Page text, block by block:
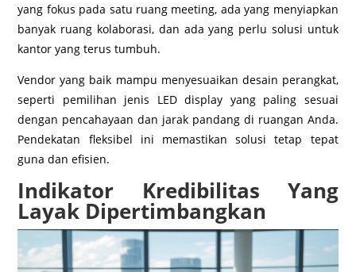
yang fokus pada satu ruang meeting, ada yang menyiapkan
banyak ruang kolaborasi, dan ada yang perlu solusi untuk
kantor yang terus tumbuh.
Vendor yang baik mampu menyesuaikan desain perangkat,
seperti pemilihan jenis LED display yang paling sesuai
dengan pencahayaan dan jarak pandang di ruangan Anda.
Pendekatan fleksibel ini memastikan solusi tetap tepat
guna dan efisien.
Indikator Kredibilitas Yang
Layak Dipertimbangkan